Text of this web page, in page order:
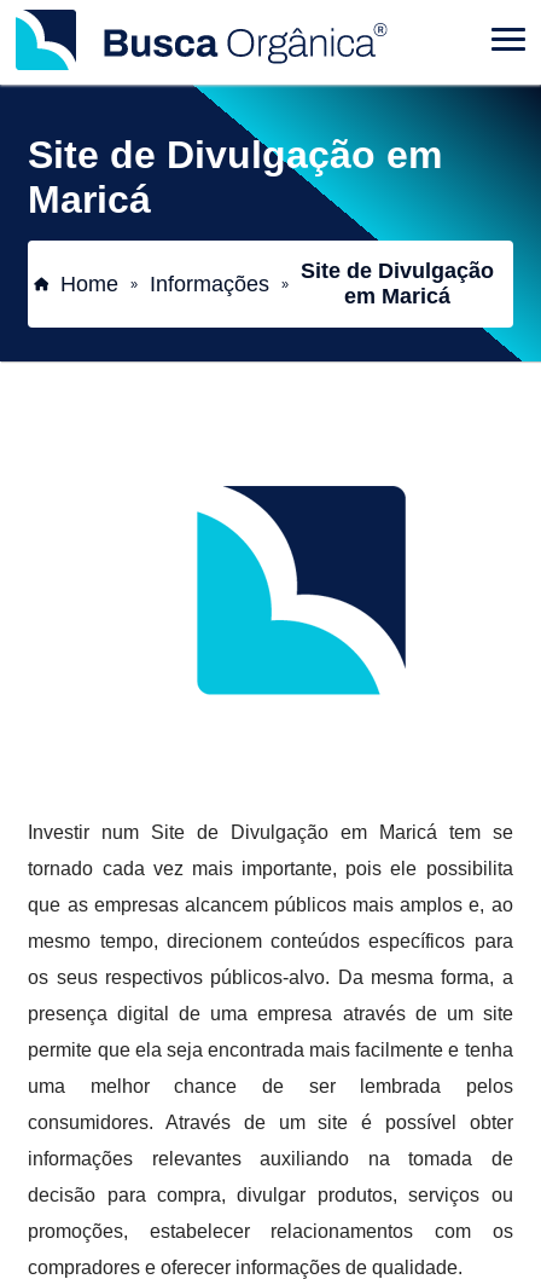
Site de Divulgação em
Maricá
Home » Informações »
Site de Divulgação
em Maricá
Investir num Site de Divulgação em Maricá tem se
tornado cada vez mais importante, pois ele possibilita
que as empresas alcancem públicos mais amplos e, ao
mesmo tempo, direcionem conteúdos específicos para
os seus respectivos públicos-alvo. Da mesma forma, a
presença digital de uma empresa através de um site
permite que ela seja encontrada mais facilmente e tenha
uma melhor chance de ser lembrada pelos
consumidores. Através de um site é possível obter
informações relevantes auxiliando na tomada de
decisão para compra, divulgar produtos, serviços ou
promoções, estabelecer relacionamentos com os
compradores e oferecer informações de qualidade.